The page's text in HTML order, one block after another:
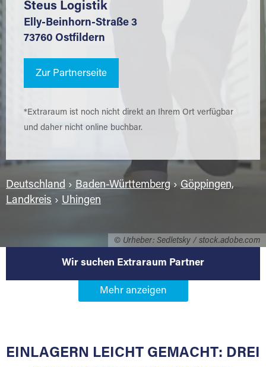
© Urheber: Sedletsky / stock.adobe.com
Steus Logistik
Elly-Beinhorn-Straße 3
73760 Ostfildern
Zur Partnerseite
*Extraraum ist noch nicht direkt an Ihrem Ort verfügbar
und daher nicht online buchbar.
Deutschland › Baden-Württemberg › Göppingen,
Landkreis › Uhingen
Wir suchen Extraraum Partner
Werden Sie Extraraum Partner in
Sie bieten Kunden Lagerraum zur Miete, der
EINLAGERN LEICHT GEMACHT: DREI